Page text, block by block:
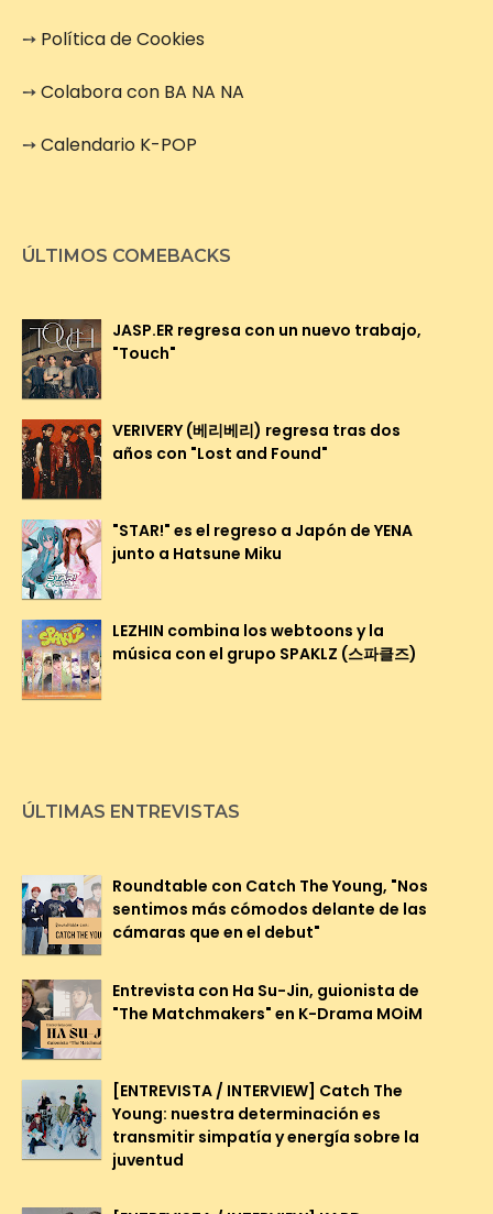
➙ Política de Cookies
➙Colabora con BA NA NA
➙Calendario K-POP
ÚLTIMOS COMEBACKS
JASP.ER regresa con un nuevo trabajo,
"Touch"
VERIVERY (베리베리) regresa tras dos
años con "Lost and Found"
"STAR!" es el regreso a Japón de YENA
junto a Hatsune Miku
LEZHIN combina los webtoons y la
música con el grupo SPAKLZ (스파클즈)
ÚLTIMAS ENTREVISTAS
Roundtable con Catch The Young, "Nos
sentimos más cómodos delante de las
cámaras que en el debut"
Entrevista con Ha Su-Jin, guionista de
"The Matchmakers" en K-Drama MOiM
[ENTREVISTA / INTERVIEW] Catch The
Young: nuestra determinación es
transmitir simpatía y energía sobre la
juventud